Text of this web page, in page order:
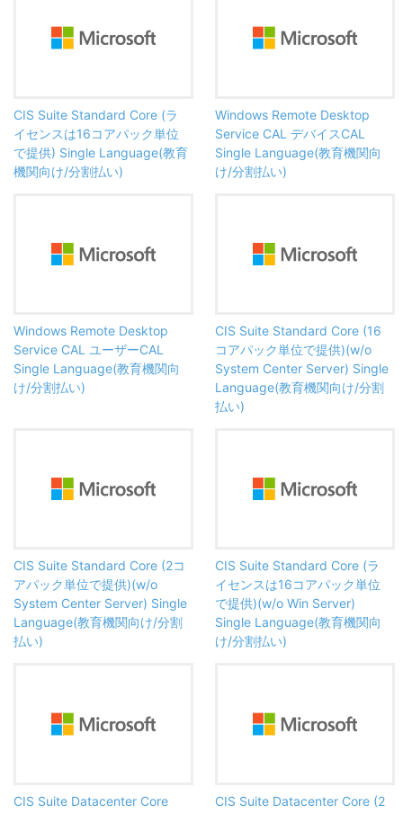
CIS Suite Standard Core (ラ
イセンスは16コアパック単位
で提供) Single Language(教育
機関向け/分割払い)
Windows Remote Desktop
Service CAL デバイスCAL
Single Language(教育機関向
け/分割払い)
Windows Remote Desktop
Service CAL ユーザーCAL
Single Language(教育機関向
け/分割払い)
CIS Suite Standard Core (16
コアパック単位で提供)(w/o
System Center Server) Single
Language(教育機関向け/分割
払い)
CIS Suite Standard Core (2コ
アパック単位で提供)(w/o
System Center Server) Single
Language(教育機関向け/分割
払い)
CIS Suite Standard Core (ラ
イセンスは16コアパック単位
で提供)(w/o Win Server)
Single Language(教育機関向
け/分割払い)
CIS Suite Datacenter Core
CIS Suite Datacenter Core (2